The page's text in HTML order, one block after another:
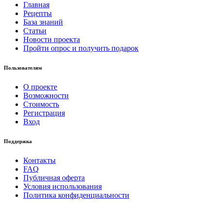
Главная
Рецепты
База знаний
Статьи
Новости проекта
Пройти опрос и получить подарок
Пользователям
О проекте
Возможности
Стоимость
Регистрация
Вход
Поддержка
Контакты
FAQ
Публичная оферта
Условия использования
Политика конфиденциальности